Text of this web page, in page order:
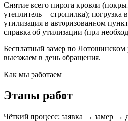
Снятие всего пирога кровли
утеплитель + стропилка);
утилизация в авторизованном
справка об утилизации (при
Бесплатный замер по
выезжаем в день обращения.
Как мы работаем
Этапы работ
Чёткий процесс: заявка → замер →